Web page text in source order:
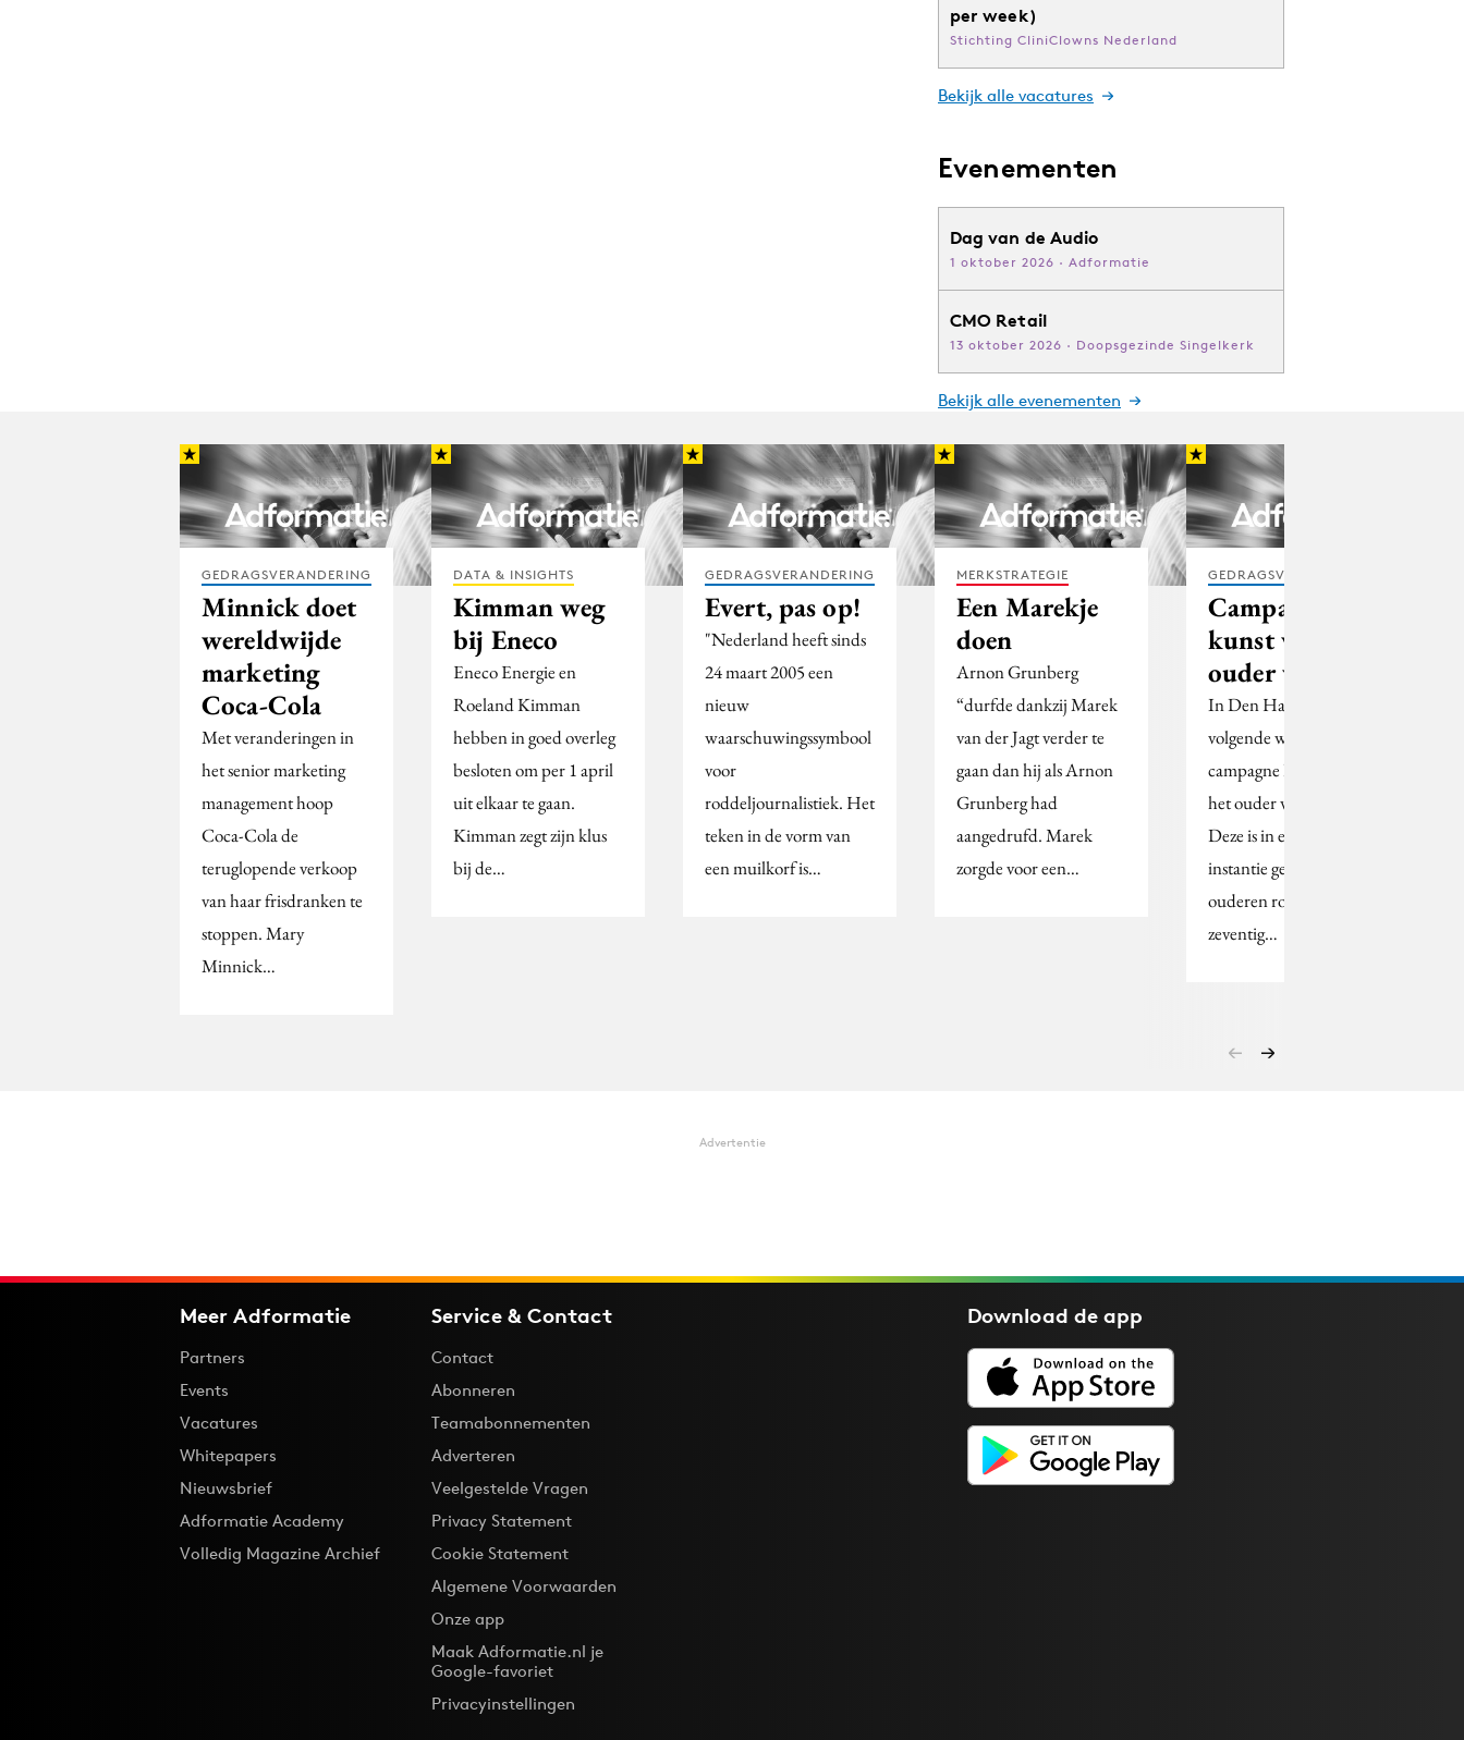
per week)
Stichting CliniClowns Nederland
Bekijk alle vacatures
Evenementen
Dag van de Audio
1 oktober 2026 · Adformatie
CMO Retail
13 oktober 2026 · Doopsgezinde Singelkerk
Bekijk alle evenementen
GEDRAGSVERANDERING
Minnick doet
wereldwijde
marketing
Coca-Cola
Met veranderingen in
het senior marketing
management hoop
Coca-Cola de
teruglopende verkoop
van haar frisdranken te
stoppen. Mary
Minnick…
DATA & INSIGHTS
Kimman weg
bij Eneco
Eneco Energie en
Roeland Kimman
hebben in goed overleg
besloten om per 1 april
uit elkaar te gaan.
Kimman zegt zijn klus
bij de…
GEDRAGSVERANDERING
Evert, pas op!
"Nederland heeft sinds
24 maart 2005 een
nieuw
waarschuwingssymbool
voor
roddeljournalistiek. Het
teken in de vorm van
een muilkorf is…
MERKSTRATEGIE
Een Marekje
doen
Arnon Grunberg
“durfde dankzij Marek
van der Jagt verder te
gaan dan hij als Arnon
Grunberg had
aangedrufd. Marek
zorgde voor een…
GEDRAGSVERANDERING
Campagne: De
kunst van het
ouder worden
In Den Haag begint
volgende week de
campagne De kunst van
het ouder worden.
Deze is in eerste
instantie gericht op
ouderen rond de
zeventig…
Advertentie
Meer Adformatie
Partners
Events
Vacatures
Whitepapers
Nieuwsbrief
Adformatie Academy
Volledig Magazine Archief
Service & Contact
Contact
Abonneren
Teamabonnementen
Adverteren
Veelgestelde Vragen
Privacy Statement
Cookie Statement
Algemene Voorwaarden
Onze app
Maak Adformatie.nl je
Google-favoriet
Privacyinstellingen
Download deapp